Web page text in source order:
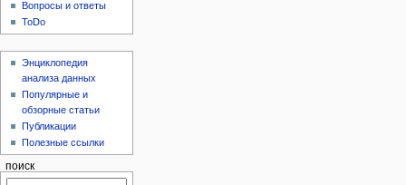
Вопросы и ответы
ToDo
Энциклопедия
анализа данных
Популярные и
обзорные статьи
Публикации
Полезные ссылки
поиск